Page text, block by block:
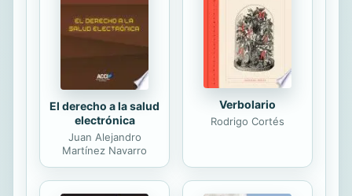
menos, a veces no de forma muy
consciente, una mirada distinta
sobre las personas y los
acontecimientos que nos rodean,
interpeladas ante...
El derecho a la salud
electrónica
Juan Alejandro
Martínez Navarro
Verbolario
Rodrigo Cortés